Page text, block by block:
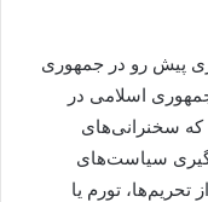
پیش رو در جمهوری
اسلامی در
سخنرانی‌های
سیاست‌های
تورم یا